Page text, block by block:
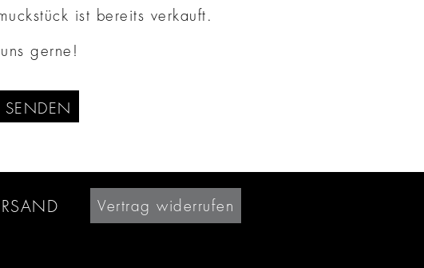
ist bereits verkauft.
gerne!
Vertrag widerrufen